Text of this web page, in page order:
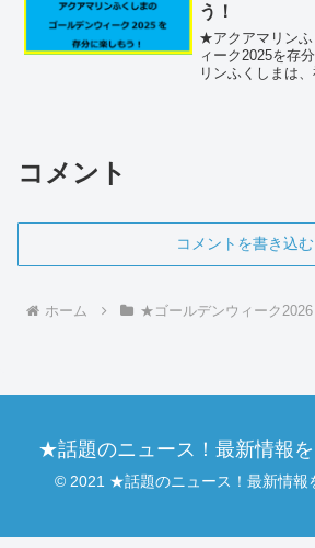
う！
★アクアマリンふ
ィーク2025を存
リンふくしまは
コメント
コメントを書き込む
ホーム ★ゴールデンウィーク2026
★話題のニュース！最新情報を
© 2021 ★話題のニュース！最新情報